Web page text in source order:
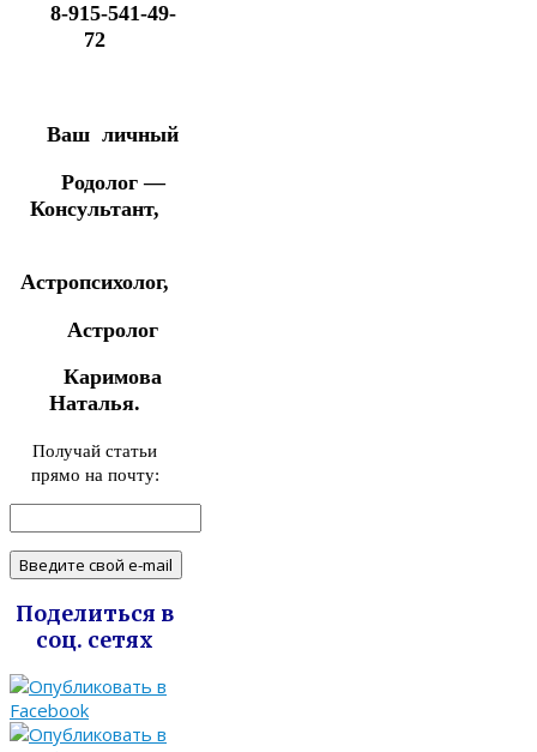
8-915-541-49-
72
Ваш личный
Родолог —
Консультант,
Астропсихолог,
Астролог
Каримова
Наталья.
Получай статьи
прямо на почту:
Поделиться в
соц. сетях